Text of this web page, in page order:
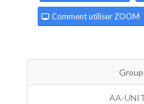
Comment utiliser ZOOM
AA-